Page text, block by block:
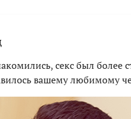
секс был
вашему любимому